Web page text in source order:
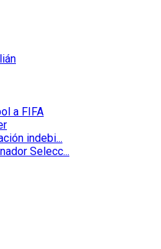
a FIFA
indebi...
Selecc...